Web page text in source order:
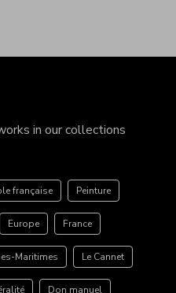
in our collections
française Peinture
Europe France
Maritimes Le Cannet
Don manuel